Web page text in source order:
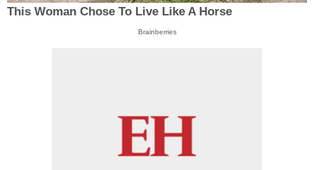
This Woman Chose To Live Like A Horse
Brainberries